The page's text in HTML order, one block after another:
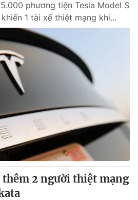
phương tiện Tesla Model S
1 tài xế thiệt mạng khi...
2 người thiệt mạng